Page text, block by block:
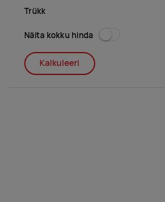
Trükk
Näita kokku hinda
Kalkuleeri